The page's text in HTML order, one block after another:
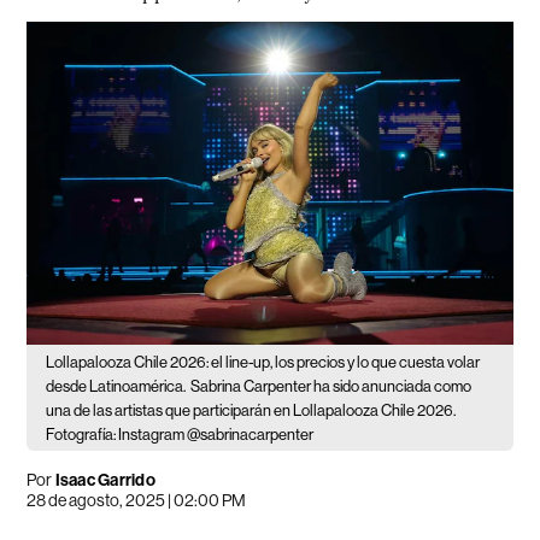
Lollapalooza Chile 2026: el line-up, los precios y lo que cuesta volar
desde Latinoamérica. Sabrina Carpenter ha sido anunciada como
una de las artistas que participarán en Lollapalooza Chile 2026.
Fotografía: Instagram @sabrinacarpenter
PorIsaac Garrido
28 de agosto, 2025 | 02:00 PM